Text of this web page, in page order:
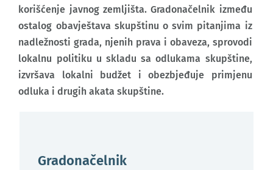
korišćenje javnog zemljišta. Gradonačelnik između
ostalog obavještava skupštinu o svim pitanjima iz
nadležnosti grada, njenih prava i obaveza, sprovodi
lokalnu politiku u skladu sa odlukama skupštine,
izvršava lokalni budžet i obezbjeđuje primjenu
odluka i drugih akata skupštine.
Gradonačelnik